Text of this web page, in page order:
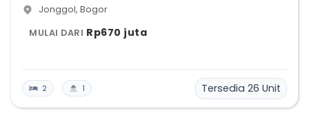
Jonggol, Bogor
MULAI DARI Rp670 juta
2 1 Tersedia 26 Unit